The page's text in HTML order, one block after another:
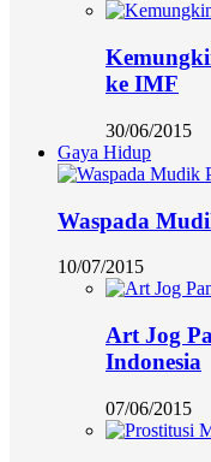
ke IMF
30/06/2015
Gaya Hidup
Waspada
10/07/2015
Art Jog
Indonesia
07/06/2015